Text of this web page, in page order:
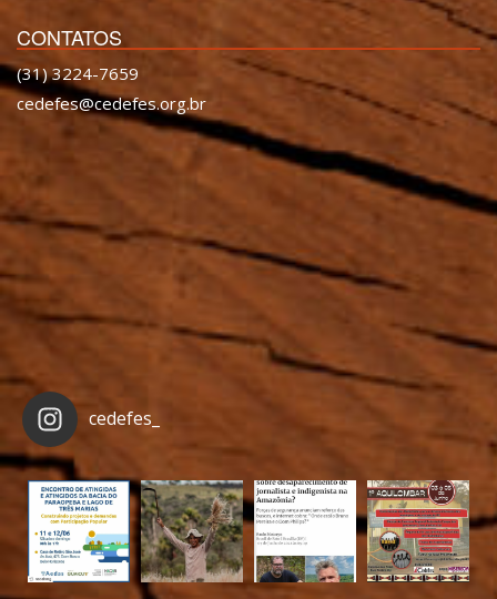
CONTATOS
(31) 3224-7659
cedefes@cedefes.org.br
cedefes_